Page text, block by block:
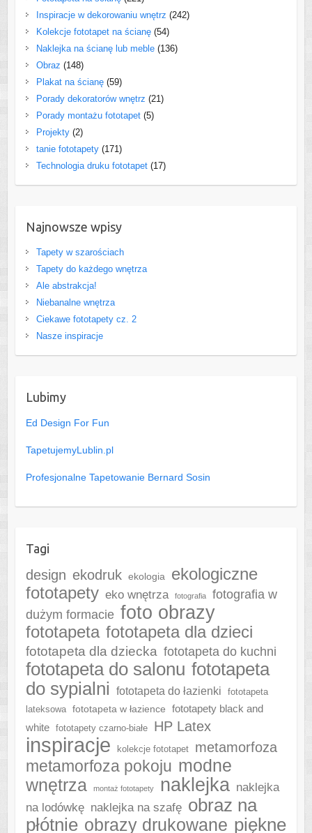
Inspiracje w dekorowaniu wnętrz (242)
Kolekcje fototapet na ścianę(54)
Naklejka na ścianę lub meble(136)
Obraz (148)
Plakat na ścianę(59)
Porady dekoratorów wnętrz (21)
Porady montażu fototapet(5)
Projekty(2)
tanie fototapety(171)
Technologia druku fototapet(17)
Najnowsze wpisy
Tapety w szarościach
Tapety do każdego wnętrza
Ale abstrakcja!
Niebanalne wnętrza
Ciekawe fototapety cz. 2
Nasze inspiracje
Lubimy
Ed Design For Fun
TapetujemyLublin.pl
Profesjonalne Tapetowanie Bernard Sosin
Tagi
design ekodruk ekologia
ekologiczne
fototapety eko wnętrza fotografia
fotografia w
dużym formacie foto obrazy
fototapeta fototapeta dla dzieci
fototapeta dla dziecka fototapeta do kuchni
fototapeta do salonu fototapeta
do sypialni
fototapeta do łazienki
fototapeta
lateksowa
fototapeta w łazience
fototapety black and
white
fototapety czarno-białe HP Latex
inspiracje kolekcje fototapet metamorfoza
metamorfoza pokoju modne
wnętrza
montaż fototapety naklejka naklejka
na lodówkę naklejka na szafę obraz na
płótnie obrazy drukowane piękne